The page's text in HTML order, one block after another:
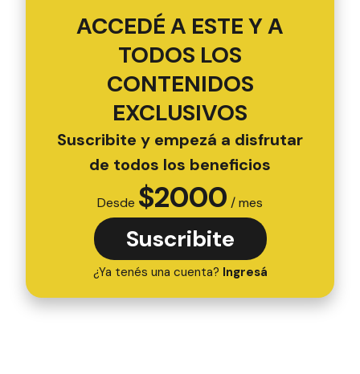
ACCEDÉ A ESTE Y A
TODOS LOS
CONTENIDOS
EXCLUSIVOS
Suscribite y empezá a disfrutar
de todos los beneficios
Desde $2000 / mes
Suscribite
¿Ya tenés una cuenta? Ingresá